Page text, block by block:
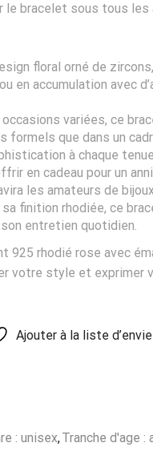
le bracelet sous tous les
floral orné de
en accumulation avec
occasions variées, ce
formels que dans un
à chaque
en cadeau pour un
les amateurs de
sa finition rhodiée, ce
entretien quotidien.
925 rhodié rose avec
votre style et exprimer
Ajouter à la liste
: unisex,Tranche d'age :